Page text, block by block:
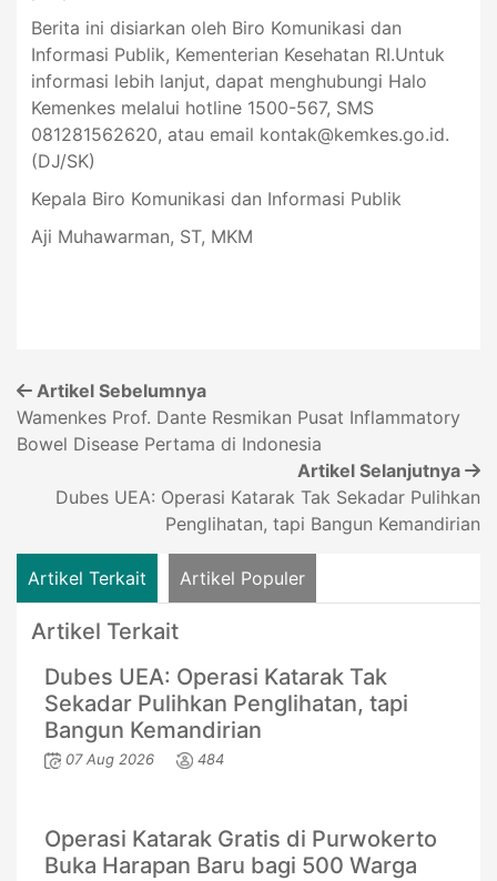
Berita ini disiarkan oleh Biro Komunikasi dan
Informasi Publik, Kementerian Kesehatan RI.Untuk
informasi lebih lanjut, dapat menghubungi Halo
Kemenkes melalui hotline 1500-567, SMS
081281562620, atau email kontak@kemkes.go.id.
(DJ/SK)
Kepala Biro Komunikasi dan Informasi Publik
Aji Muhawarman, ST, MKM
Artikel Sebelumnya
Wamenkes Prof. Dante Resmikan Pusat Inflammatory
Bowel Disease Pertama di Indonesia
Artikel Selanjutnya
Dubes UEA: Operasi Katarak Tak Sekadar Pulihkan
Penglihatan, tapi Bangun Kemandirian
Artikel Terkait Artikel Populer
Artikel Terkait
Dubes UEA: Operasi Katarak Tak
Sekadar Pulihkan Penglihatan, tapi
Bangun Kemandirian
07 Aug 2026 484
Operasi Katarak Gratis di Purwokerto
Buka Harapan Baru bagi 500 Warga